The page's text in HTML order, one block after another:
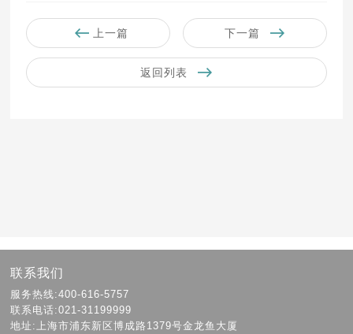
上一篇 下一篇
返回列表
联系我们
服务热线:400-616-5757
联系电话:021-31199999
地址:上海市浦东新区博成路1379号金龙鱼大厦